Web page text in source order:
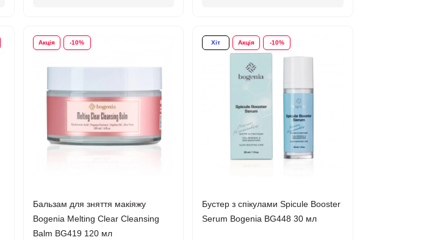
Акція -10%
Бальзам для зняття макіяжу
Bogenia Melting Clear Cleansing
Balm BG419 120 мл
Хіт Акція -10%
Бустер з спікулами Spicule Booster
Serum Bogenia BG448 30 мл